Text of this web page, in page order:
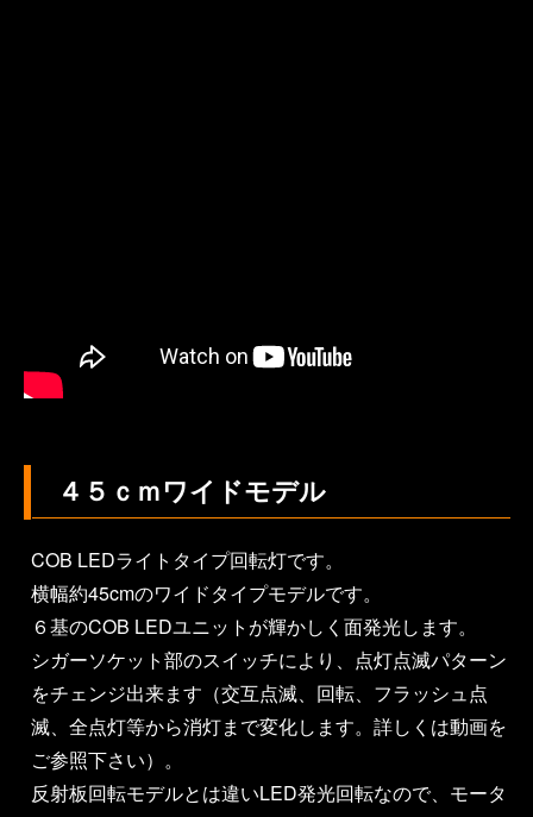
４５ｃｍワイドモデル
COB LEDライトタイプ回転灯です。
横幅約45cmのワイドタイプモデルです。
６基のCOB LEDユニットが輝かしく面発光します。
シガーソケット部のスイッチにより、点灯点滅パターン
をチェンジ出来ます（交互点滅、回転、フラッシュ点
滅、全点灯等から消灯まで変化します。詳しくは動画を
ご参照下さい）。
反射板回転モデルとは違いLED発光回転なので、モータ